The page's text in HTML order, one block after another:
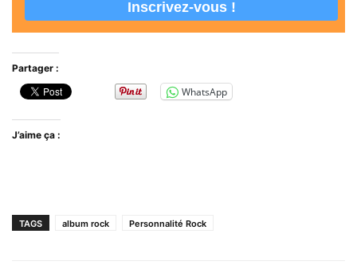
Partager :
WhatsApp
J’aime ça :
TAGS album rock Personnalité Rock